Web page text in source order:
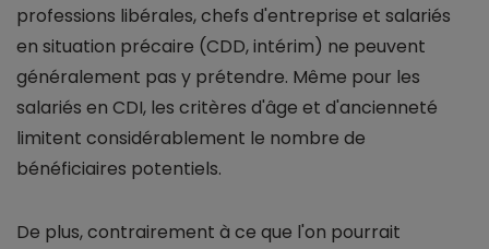
professions libérales, chefs d'entreprise et salariés
en situation précaire (CDD, intérim) ne peuvent
généralement pas y prétendre. Même pour les
salariés en CDI, les critères d'âge et d'ancienneté
limitent considérablement le nombre de
bénéficiaires potentiels.
De plus, contrairement à ce que l'on pourrait